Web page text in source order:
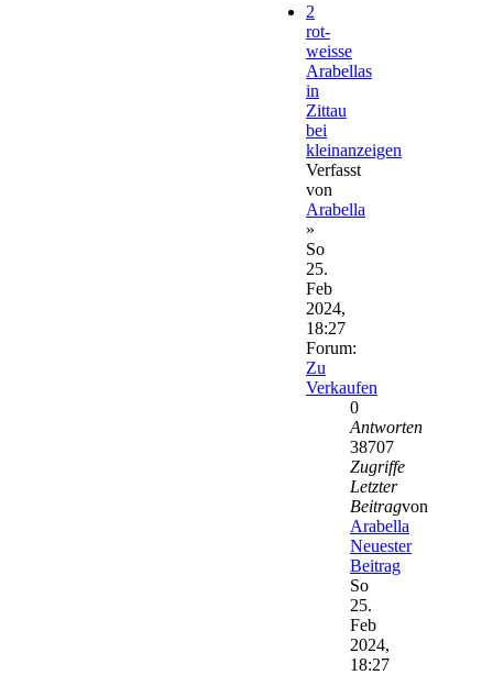
2
rot-
weisse
Arabellas
in
Zittau
bei
kleinanzeigen
Verfasst
von
Arabella
»
So
25.
Feb
2024,
18:27
Forum:
Zu
Verkaufen
0
Antworten
38707
Zugriffe
Letzter
Beitragvon
Arabella
Neuester
Beitrag
So
25.
Feb
2024,
18:27